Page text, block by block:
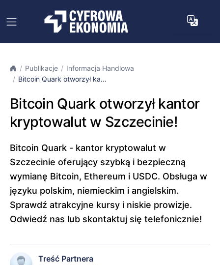
Publikacje
Informacja Handlowa
Bitcoin Quark otworzył ka...
Bitcoin Quark otworzył kantor
kryptowalut w Szczecinie!
Bitcoin Quark - kantor kryptowalut w
Szczecinie oferujący szybką i bezpieczną
wymianę Bitcoin, Ethereum i USDC. Obsługa w
języku polskim, niemieckim i angielskim.
Sprawdź atrakcyjne kursy i niskie prowizje.
Odwiedź nas lub skontaktuj się telefonicznie!
Treść Partnera